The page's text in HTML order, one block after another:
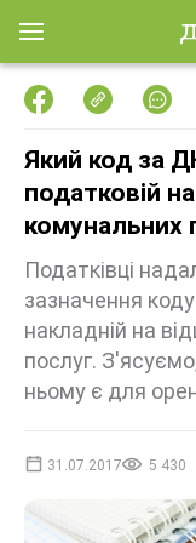
Який код за
податковій
комунальних
Податківці
зазначення
накладній на
послуг.
ньому є для
31.07.2017 5 430